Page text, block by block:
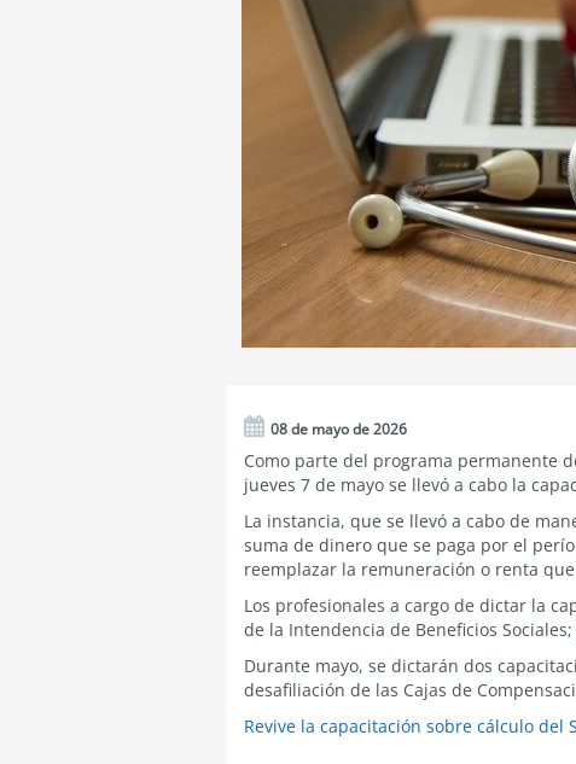
08 de mayo de 2026
Como parte del programa permanente
jueves 7 de mayo se llevó a cabo la
La instancia, que se llevó a cabo de
suma de dinero que se paga por el
reemplazar la remuneración o renta
Los profesionales a cargo de dictar la
de la Intendencia de Beneficios
Durante mayo, se dictarán dos
desafiliación de las Cajas de
Revive la capacitación sobre cálculo del